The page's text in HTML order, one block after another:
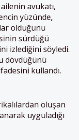
avukatı,
yüzünde,
olduğunu
sürdüğü
izlediğini söyledi.
dövdüğünü
kullandı.
oluşan
uyguladığı